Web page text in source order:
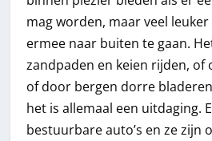
mag worden, maar veel
ermee naar buiten te gaan.
zandpaden en keien rijden, of
of door bergen dorre
het is allemaal een uitdaging.
bestuurbare auto’s en ze zijn